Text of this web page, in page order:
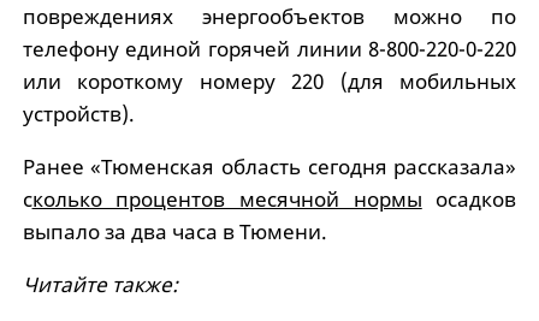
повреждениях энергообъектов можно по
телефону единой горячей линии 8-800-220-0-220
или короткому номеру 220 (для мобильных
устройств).
Ранее «Тюменская область сегодня рассказала»
сколько процентов месячной нормы осадков
выпало за два часа в Тюмени.
Читайте также: